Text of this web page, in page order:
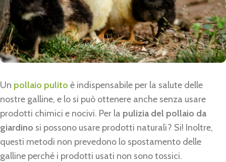
Un pollaio pulito è indispensabile per la salute delle
nostre galline, e lo si può ottenere anche senza usare
prodotti chimici e nocivi. Per la pulizia del pollaio da
giardino si possono usare prodotti naturali? Si! Inoltre,
questi metodi non prevedono lo spostamento delle
galline perché i prodotti usati non sono tossici.